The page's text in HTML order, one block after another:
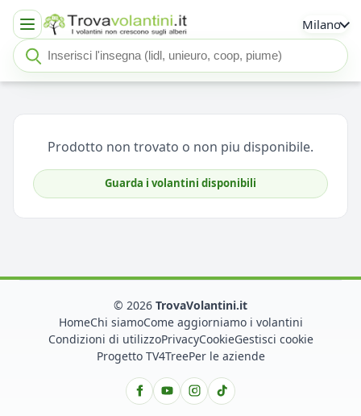
Milano
Cerca insegna o negozio
Seleziona un'insegna
Prodotto non trovato o non piu disponibile.
Guarda i volantini disponibili
© 2026 TrovaVolantini.it
HomeChi siamoCome aggiorniamo i volantini
Condizioni di utilizzoPrivacyCookieGestisci cookie
Progetto TV4TreePer le aziende